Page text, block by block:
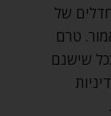
של
טרם
שישנם